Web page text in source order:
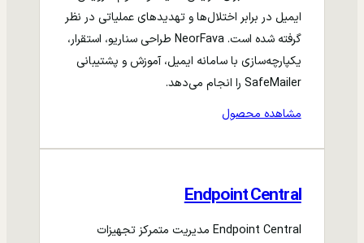
ایمیل در برابر اختلال‌ها و تهدیدهای عملیاتی در نظر
گرفته شده است. NeorFava طراحی سناریو، استقرار،
یکپارچه‌سازی با سامانه ایمیل، آموزش و پشتیبانی
SafeMailer را انجام می‌دهد.
مشاهده محصول
Endpoint Central
Endpoint Central مدیریت متمرکز تجهیزات